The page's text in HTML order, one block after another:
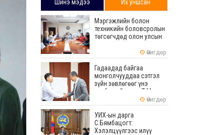
Шинэ мэдээ Их уншсан
Мэргэжлийн болон
техникийн боловсролын
төгсөгчдөд олон улсын
зөвшөөрөгдөх ур
чадваруудыг олгоно
Өчигдөр
Гадаадад байгаа
монголчууддаа сэтгэл
зүйн зөвлөгөөг үнэ
төлбөргүй өгдөг Т.Мөнх-
Эрдэнийг Боловсролын
тэргүүний ажилтнаар
шагналаа
Өчигдөр
УИХ-ын дарга
С.Бямбацогт:
Хэлэлцүүлгээс илүү